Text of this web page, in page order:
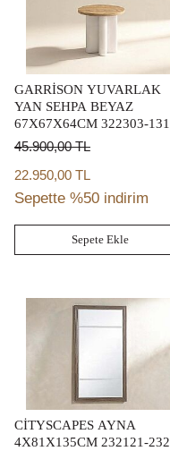
GARRİSON YUVARLAK
YAN SEHPA BEYAZ
67X67X64CM 322303-
45.900,00TL
22.950,00 TL
Sepette %50 indirim
Sepete Ekle
CİTYSCAPES AYNA
4X81X135CM 232121-